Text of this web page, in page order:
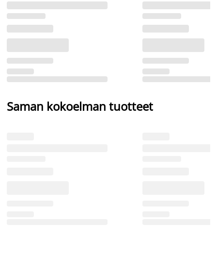
Saman kokoelman tuotteet